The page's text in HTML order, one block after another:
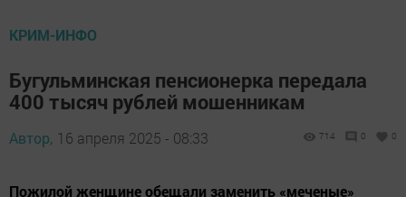
КРИМ-ИНФО
Бугульминская пенсионерка передала
400 тысяч рублей мошенникам
Автор, 16 апреля 2025 - 08:33 714 0 0
Пожилой женщине обещали заменить «меченые»